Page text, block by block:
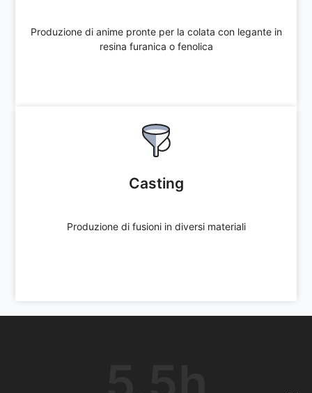
Produzione di anime pronte per la colata con legante in
resina furanica o fenolica
Offerta immediata
Casting
Produzione di fusioni in diversi materiali
Casting